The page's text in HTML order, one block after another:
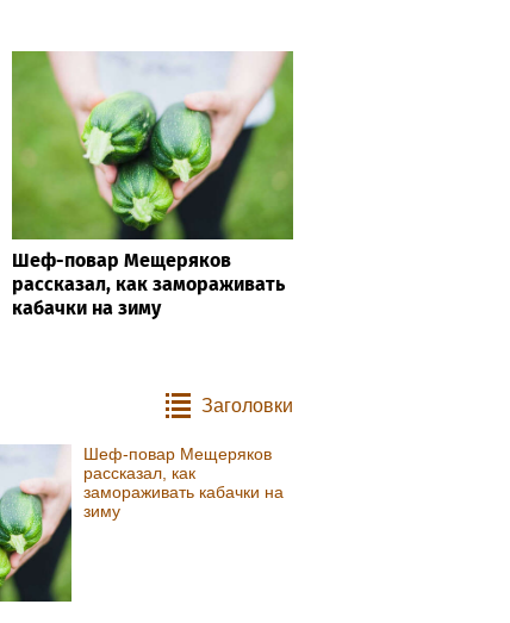
Шеф-повар Мещеряков
рассказал, как замораживать
кабачки на зиму
Заголовки
Шеф-повар Мещеряков
рассказал, как
замораживать кабачки на
зиму